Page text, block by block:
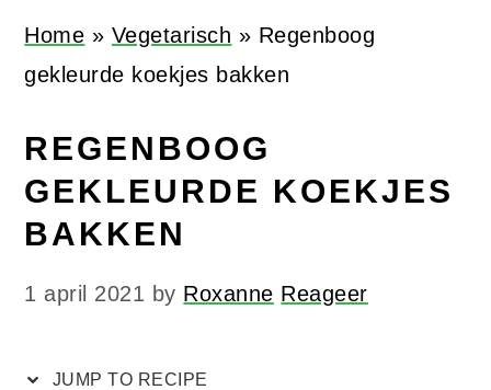
Home » Vegetarisch » Regenboog
gekleurde koekjes bakken
REGENBOOG
GEKLEURDE KOEKJES
BAKKEN
1 april 2021 by Roxanne Reageer
JUMP TO RECIPE